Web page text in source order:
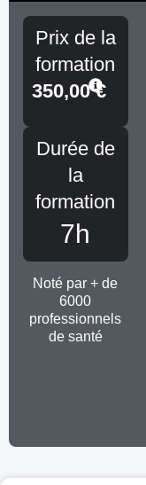
Prix de la
formation
350,00€
Durée de
la
formation
7h
Noté par + de
6000
professionnels
de santé